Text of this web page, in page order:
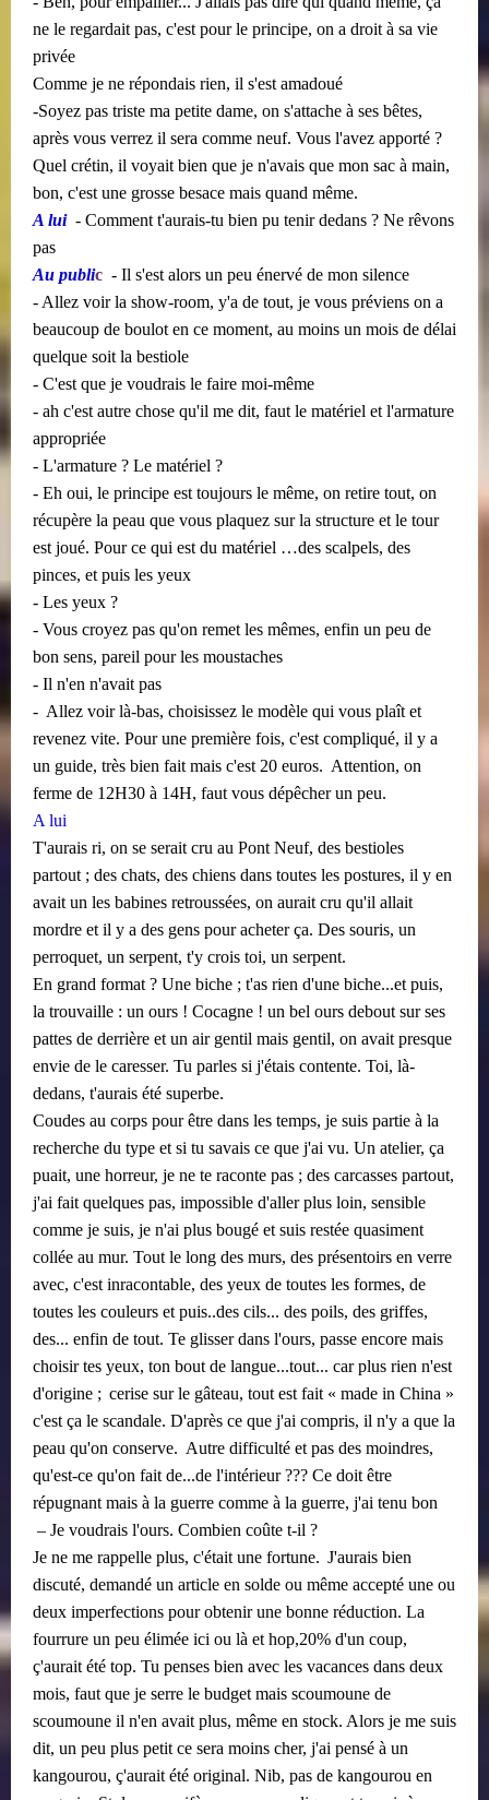
ne le regardait pas, c'est pourle principe, on a droit à sa vie
privée
Comme je ne répondais rien, il s'est amadoué
-Soyez pas triste ma petite dame, on s'attache à ses bêtes,
après vous verrez il sera comme neuf. Vous l'avez apporté ?
Quel crétin, il voyait bien que je n'avais que mon sac à main,
bon, c'est une grosse besace mais quand même.
A lui - Comment t'aurais-tu bien pu tenir dedans ? Ne rêvons
pas
Au public ​​ - Il s'est alors un peu énervé de mon silence
- Allez voir la show-room, y'a de tout, je vous préviens on a
beaucoup de boulot en ce moment, au moins un mois de délai
quelque soit la bestiole
- C'est que je voudrais le faire moi-même
- ah c'est autre chose qu'il me dit, faut le matériel et l'armature
appropriée
- L'armature ? Le matériel ?
- Eh oui, le principe est toujours le même, on retire tout, on
récupère la peau que vous plaquez sur la structure et le tour
est joué. Pour ce qui est du matériel …des scalpels, des
pinces, et puis les yeux
- Les yeux ?
- Vous croyez pas qu'on remet les mêmes, enfin un peu de
bon sens, pareil pour les moustaches
- Il n'en n'avait pas
- Allez voir là-bas, choisissez le modèle qui vous plaît et
revenez vite. Pour une première fois, c'est compliqué, il y a
un guide, très bien fait mais c'est 20 euros. Attention, on
ferme de 12H30 à 14H, faut vous dépêcher un peu.
A lui
T'aurais ri, on se serait cru au Pont Neuf, des bestioles
partout ; des chats, des chiens dans toutes les postures, il y en
avait un les babines retroussées, on aurait cru qu'il allait
mordre et il y a des gens pour acheter ça. Des souris, un
perroquet, un serpent, t'y crois toi, un serpent.
En grand format ? Une biche ; t'as rien d'une biche...et puis,
la trouvaille : un ours ! Cocagne ! un bel ours debout sur ses
pattes de derrière et un air gentil mais gentil, on avait presque
envie de le caresser. Tu parles si j'étais contente. Toi, là-
dedans, t'aurais été superbe.
Coudes au corps pour être dans les temps, je suis partie à la
recherche du type et si tu savais ce que j'ai vu. Un atelier, ça
puait, une horreur, je ne te raconte pas ; des carcasses partout,
j'ai fait quelques pas, impossible d'aller plus loin, sensible
comme je suis, je n'ai plus bougé et suis restée quasiment
collée au mur. Tout le long des murs, des présentoirs en verre
avec, c'est inracontable, des yeux de toutes les formes, de
toutes les couleurs et puis..des cils... des poils, des griffes,
des... enfin de tout. Te glisser dans l'ours, passe encore mais
choisir tes yeux, ton bout de langue...tout... car plus rien n'est
d'origine ; cerise sur le gâteau, tout est fait « made in China »
c'est ça le scandale. D'après ce que j'ai compris, il n'y a que la
peau qu'on conserve. Autre difficulté et pas des moindres,
qu'est-ce qu'on fait de...de l'intérieur ??? Ce doit être
répugnant mais à la guerre comme à la guerre, j'ai tenu bon
– Je voudrais l'ours. Combien coûte t-il ?
Je ne me rappelle plus, c'était une fortune. J'aurais bien
discuté, demandé un article en solde ou même accepté une ou
deux imperfections pour obtenir une bonne réduction. La
fourrure un peu élimée ici ou là et hop,20% d'un coup,
ç'aurait été top. Tu penses bien avec les vacances dans deux
mois, faut que je serre le budget mais scoumoune de
scoumoune il n'en avait plus, même en stock. Alors je me suis
dit, un peu plus petit ce sera moins cher, j'ai pensé à un
kangourou, ç'aurait été original. Nib, pas de kangourou en